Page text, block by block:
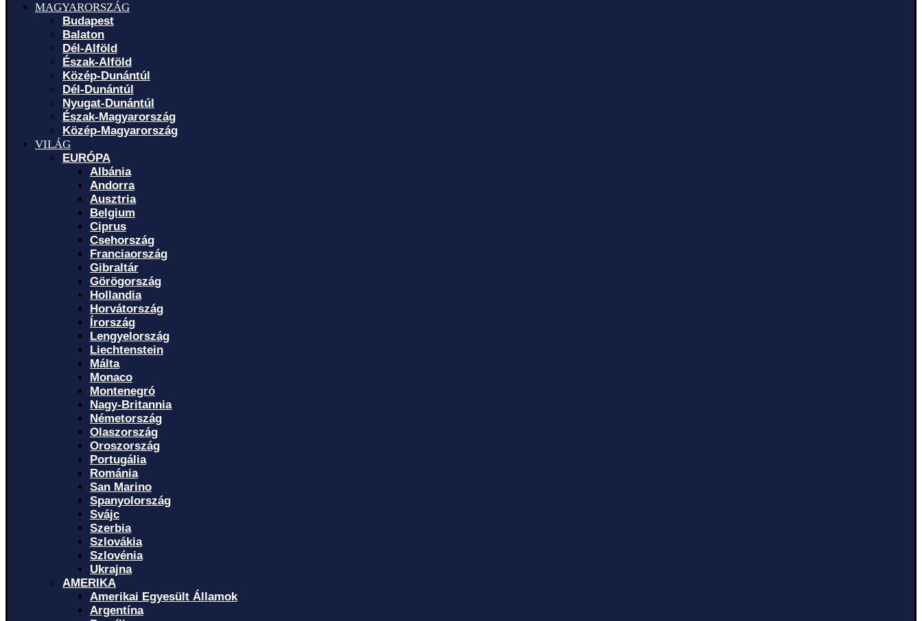
MAGYARORSZÁG
Budapest
Balaton
Dél-Alföld
Észak-Alföld
Közép-Dunántúl
Dél-Dunántúl
Nyugat-Dunántúl
Észak-Magyarország
Közép-Magyarország
VILÁG
EURÓPA
Albánia
Andorra
Ausztria
Belgium
Ciprus
Csehország
Franciaország
Gibraltár
Görögország
Hollandia
Horvátország
Írország
Lengyelország
Liechtenstein
Málta
Monaco
Montenegró
Nagy-Britannia
Németország
Olaszország
Oroszország
Portugália
Románia
San Marino
Spanyolország
Svájc
Szerbia
Szlovákia
Szlovénia
Ukrajna
AMERIKA
Amerikai Egyesült Államok
Argentína